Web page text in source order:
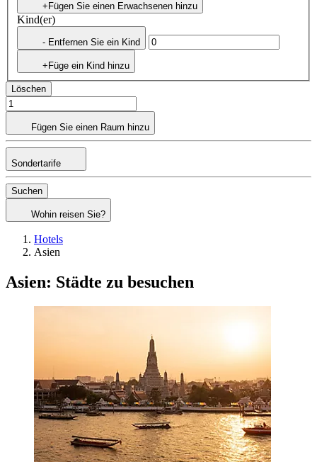
+Fügen Sie einen Erwachsenen hinzu
Kind(er)
- Entfernen Sie ein Kind
+Füge ein Kind hinzu
Löschen
Fügen Sie einen Raum hinzu
Sondertarife
Suchen
Wohin reisen Sie?
Hotels
Asien
Asien: Städte zu besuchen